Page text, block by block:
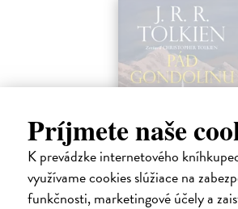
Príjmete naše
K prevádzke internetového
využívame cookies slúžiace na
funkčnosti, marketingové účely a